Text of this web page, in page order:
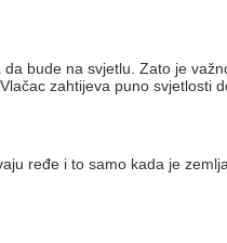
bude na svjetlu. Zato je
zahtijeva puno
ređe i to samo kada je